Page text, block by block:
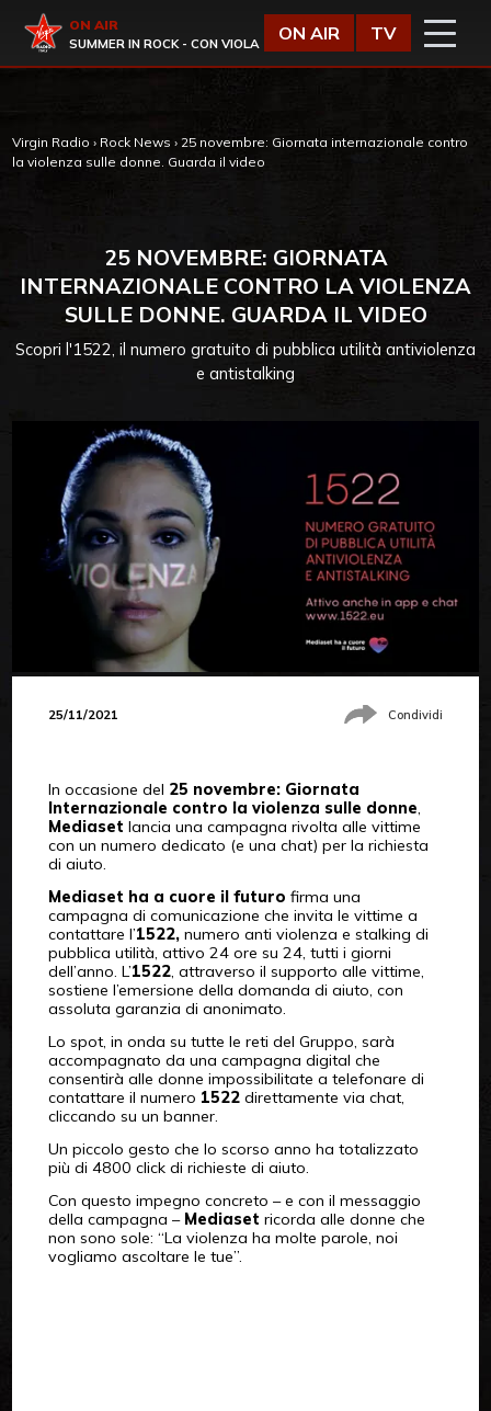
Virgin Radio
ON AIR
SUMMER IN ROCK - CON VIOLA
ON AIR TV
Virgin Radio › Rock News › 25 novembre: Giornata internazionale contro
la violenza sulle donne. Guarda il video
25 NOVEMBRE: GIORNATA
INTERNAZIONALE CONTRO LA VIOLENZA
SULLE DONNE. GUARDA IL VIDEO
Scopri l'1522, il numero gratuito di pubblica utilità antiviolenza
e antistalking
25/11/2021 Condividi
In occasione del 25 novembre: Giornata
Internazionale contro la violenza sulle donne,
Mediaset lancia una campagna rivolta alle vittime
con un numero dedicato (e una chat) per la richiesta
di aiuto.
Mediaset ha a cuore il futuro firma una
campagna di comunicazione che invita le vittime a
contattare l’1522,numero anti violenza e stalking di
pubblica utilità, attivo 24 ore su 24, tutti i giorni
dell’anno. L’1522, attraverso il supporto alle vittime,
sostiene l’emersione della domanda di aiuto, con
assoluta garanzia di anonimato.
Lo spot, in onda su tutte le reti del Gruppo, sarà
accompagnato da una campagna digital che
consentirà alle donne impossibilitate a telefonare di
contattare il numero 1522direttamente via chat,
cliccando su un banner.
Un piccolo gesto che lo scorso anno ha totalizzato
più di 4800 click di richieste di aiuto.
Con questo impegno concreto – e con il messaggio
della campagna – Mediaset ricorda alle donne che
non sono sole: “La violenza ha molte parole, noi
vogliamo ascoltare le tue”.